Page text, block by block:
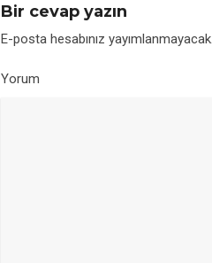
Bir cevap yazın
E-posta hesabınız yayımlanmayacak.
Yorum